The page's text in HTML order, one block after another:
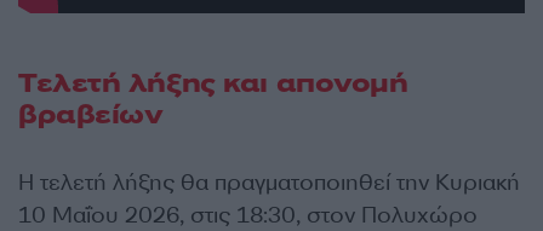
Τελετή λήξης και απονομή
βραβείων
Η τελετή λήξης θα πραγματοποιηθεί την Κυριακή
10 Μαΐου 2026, στις 18:30, στον Πολυχώρο